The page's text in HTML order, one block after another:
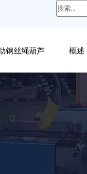
钢丝绳葫芦 概述